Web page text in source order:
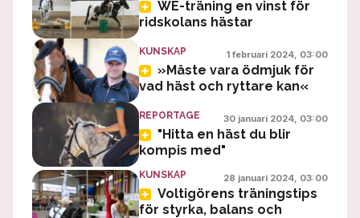
WE-träning en vinst för
ridskolans hästar
KUNSKAP 1 februari 2024, 03:00
»Måste vara ödmjuk för
vad häst och ryttare kan«
REPORTAGE 30 januari 2024, 03:00
"Hitta en häst du blir
kompis med"
KUNSKAP 28 januari 2024, 03:00
Voltigörens träningstips
för styrka, balans och